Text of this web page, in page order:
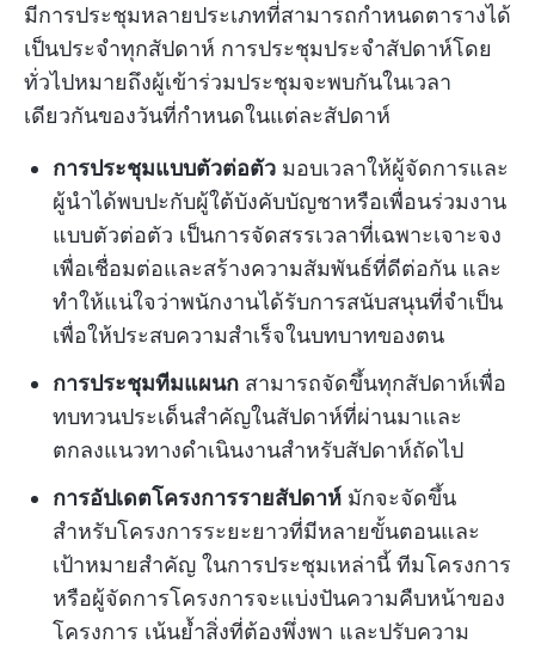
มีการประชุมหลายประเภทที่สามารถกำหนดตารางได้
เป็นประจำทุกสัปดาห์ การประชุมประจำสัปดาห์โดย
ทั่วไปหมายถึงผู้เข้าร่วมประชุมจะพบกันในเวลา
เดียวกันของวันที่กำหนดในแต่ละสัปดาห์
การประชุมแบบตัวต่อตัว มอบเวลาให้ผู้จัดการและ
ผู้นำได้พบปะกับผู้ใต้บังคับบัญชาหรือเพื่อนร่วมงาน
แบบตัวต่อตัว เป็นการจัดสรรเวลาที่เฉพาะเจาะจง
เพื่อเชื่อมต่อและสร้างความสัมพันธ์ที่ดีต่อกัน และ
ทำให้แน่ใจว่าพนักงานได้รับการสนับสนุนที่จำเป็น
เพื่อให้ประสบความสำเร็จในบทบาทของตน
การประชุมทีมแผนก สามารถจัดขึ้นทุกสัปดาห์เพื่อ
ทบทวนประเด็นสำคัญในสัปดาห์ที่ผ่านมาและ
ตกลงแนวทางดำเนินงานสำหรับสัปดาห์ถัดไป
การอัปเดตโครงการรายสัปดาห์ มักจะจัดขึ้น
สำหรับโครงการระยะยาวที่มีหลายขั้นตอนและ
เป้าหมายสำคัญ ในการประชุมเหล่านี้ ทีมโครงการ
หรือผู้จัดการโครงการจะแบ่งปันความคืบหน้าของ
โครงการ เน้นย้ำสิ่งที่ต้องพึ่งพา และปรับความ